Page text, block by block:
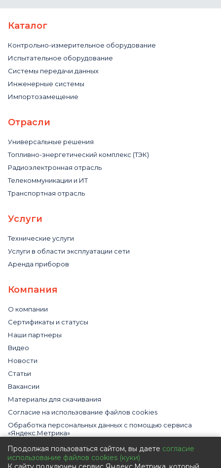
Каталог
Контрольно-измерительное оборудование
Испытательное оборудование
Системы передачи данных
Инженерные системы
Импортозамещение
Отрасли
Универсальные решения
Топливно-энергетический комплекс (ТЭК)
Радиоэлектронная отрасль
Телекоммуникации и ИТ
Транспортная отрасль
Услуги
Технические услуги
Услуги в области эксплуатации сети
Аренда приборов
Компания
О компании
Сертификаты и статусы
Наши партнеры
Видео
Новости
Статьи
Вакансии
Материалы для скачивания
Cогласие на использование файлов cookies
Обработка персональных данных с помощью сервиса
«Яндекс.Метрика»
Политика в отношении обработки персональных данных
Пользовательское соглашение
Продолжая пользоваться сайтом, вы даете согласие
использование файлов cookies (куки)